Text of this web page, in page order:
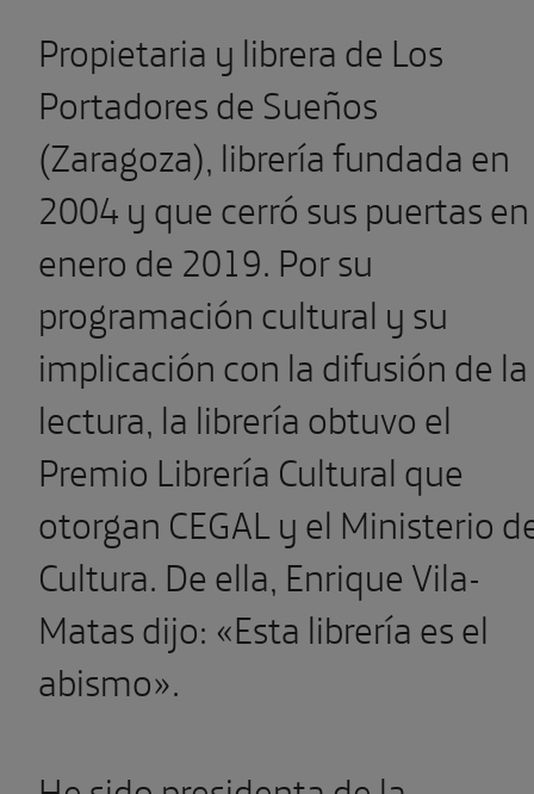
Propietaria y librera de Los
Portadores de Sueños
(Zaragoza), librería fundada en
2004 y que cerró sus puertas en
enero de 2019. Por su
programación cultural y su
implicación con la difusión de la
lectura, la librería obtuvo el
Premio Librería Cultural que
otorgan CEGAL y el Ministerio
Cultura. De ella, Enrique Vila-
Matas dijo: «Esta librería es el
abismo».